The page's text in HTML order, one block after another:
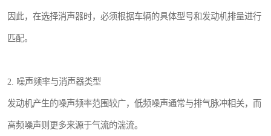
因此，在选择消声器时，必须根据车辆的具体型号和发动机排量进行
匹配。
2. 噪声频率与消声器类型
发动机产生的噪声频率范围较广，低频噪声通常与排气脉冲相关，而
高频噪声则更多来源于气流的湍流。